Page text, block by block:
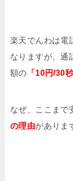
れな
楽天でんわは電
なりますが、通
額の 「10円/30秒
なぜ、ここまで
の理由がありま